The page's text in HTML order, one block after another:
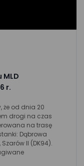
r.
że od dnia 20
drogi na czas
na trasę
Dąbrowa
Szarów II (DK94).